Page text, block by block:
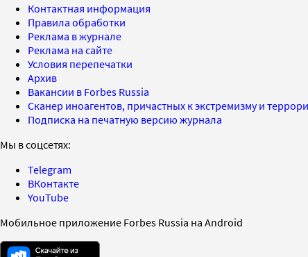
Контактная информация
Правила обработки
Реклама в журнале
Реклама на сайте
Условия перепечатки
Архив
Вакансии в Forbes Russia
Сканер иноагентов, причастных к экстремизму и
Подписка на печатную версию журнала
Мы в соцсетях:
Telegram
ВКонтакте
YouTube
Мобильное приложение Forbes Russia на Android